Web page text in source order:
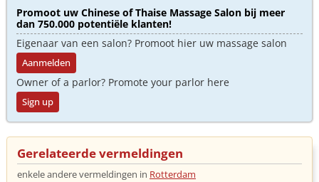
Promoot uw Chinese of Thaise Massage Salon bij meer
dan 750.000 potentiële klanten!
Eigenaar van een salon? Promoot hier uw massage salon
Aanmelden
Owner of a parlor? Promote your parlor here
Sign up
Gerelateerde vermeldingen
enkele andere vermeldingen in Rotterdam